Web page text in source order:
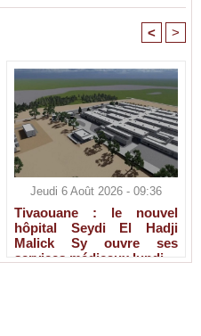
< >
Jeudi 6 Août 2026 - 09:36
Tivaouane : le nouvel
hôpital Seydi El Hadji
Malick Sy ouvre ses
services médicaux lundi